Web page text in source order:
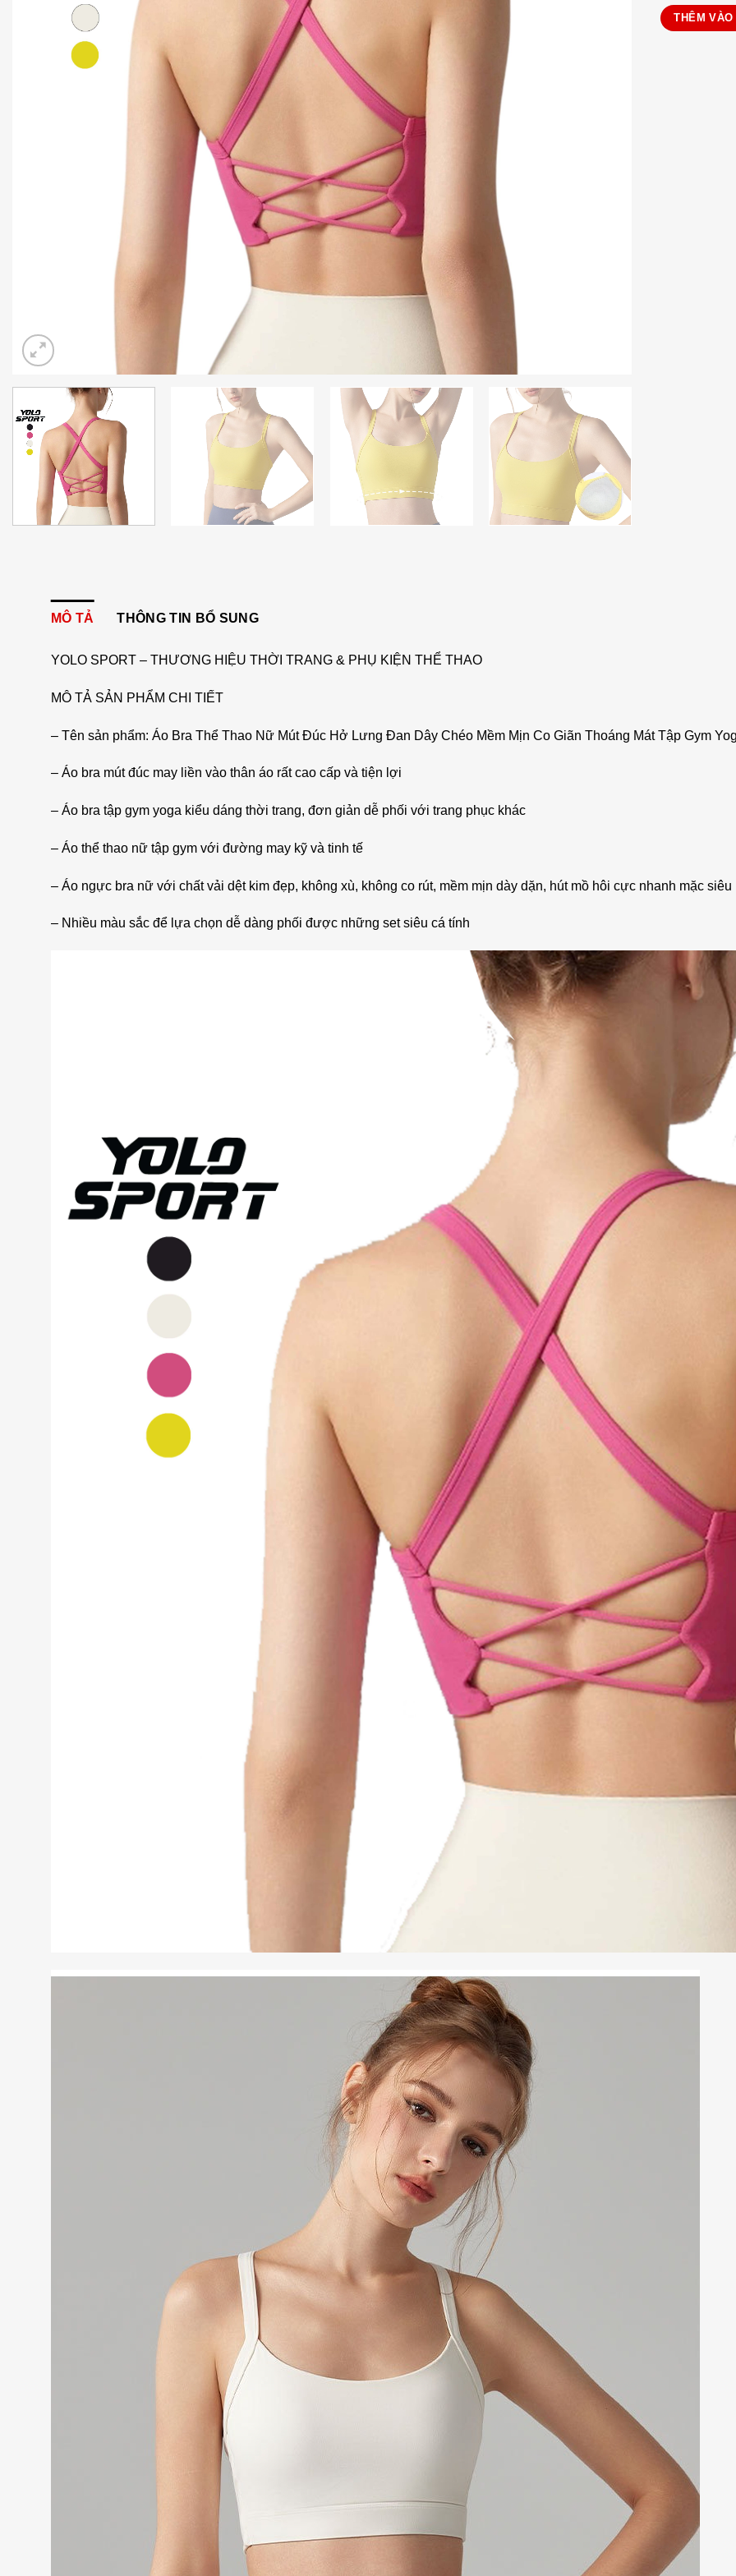
THÊM
MÔ TẢ THÔNG TIN BỔ SUNG
YOLO SPORT – THƯƠNG HIỆU THỜI TRANG & PHỤ KIỆN THỂ THAO
MÔ TẢ SẢN PHẨM CHI TIẾT
– Tên sản phẩm: Áo Bra Thể Thao Nữ Mút Đúc Hở Lưng Đan Dây Chéo Mềm Mịn Co Giãn Thoáng Mát Tập Gym
– Áo bra mút đúc may liền vào thân áo rất cao cấp và tiện lợi
– Áo bra tập gym yoga kiểu dáng thời trang, đơn giản dễ phối với trang phục khác
– Áo thể thao nữ tập gym với đường may kỹ và tinh tế
– Áo ngực bra nữ với chất vải dệt kim đẹp, không xù, không co rút, mềm mịn dày dặn, hút mồ hôi cực nhanh mặc siêu
– Nhiều màu sắc để lựa chọn dễ dàng phối được những set siêu cá tính